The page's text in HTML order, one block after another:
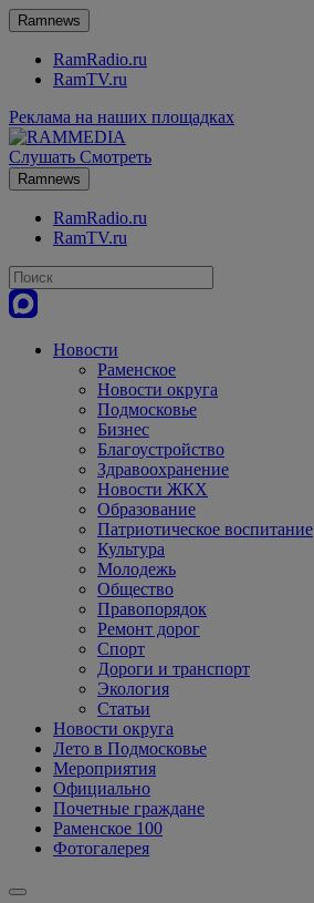
Ramnews
RamRadio.ru
RamTV.ru
Реклама на наших площадках
Слушать Смотреть
Ramnews
RamRadio.ru
RamTV.ru
Новости
Раменское
Новости округа
Подмосковье
Бизнес
Благоустройство
Здравоохранение
Новости ЖКХ
Образование
Патриотическое воспитание
Культура
Молодежь
Общество
Правопорядок
Ремонт дорог
Спорт
Дороги и транспорт
Экология
Статьи
Новости округа
Лето в Подмосковье
Мероприятия
Официально
Почетные граждане
Раменское 100
Фотогалерея